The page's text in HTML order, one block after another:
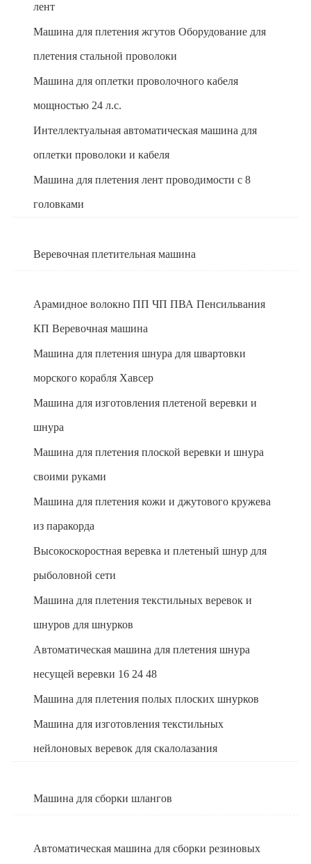
лент
Машина для плетения жгутов Оборудование для
плетения стальной проволоки
Машина для оплетки проволочного кабеля
мощностью 24 л.с.
Интеллектуальная автоматическая машина для
оплетки проволоки и кабеля
Машина для плетения лент проводимости с 8
головками
Веревочная плетительная машина
Арамидное волокно ПП ЧП ПВА Пенсильвания
КП Веревочная машина
Машина для плетения шнура для швартовки
морского корабля Хавсер
Машина для изготовления плетеной веревки и
шнура
Машина для плетения плоской веревки и шнура
своими руками
Машина для плетения кожи и джутового кружева
из паракорда
Высокоскоростная веревка и плетеный шнур для
рыболовной сети
Машина для плетения текстильных веревок и
шнуров для шнурков
Автоматическая машина для плетения шнура
несущей веревки 16 24 48
Машина для плетения полых плоских шнурков
Машина для изготовления текстильных
нейлоновых веревок для скалолазания
Машина для сборки шлангов
Автоматическая машина для сборки резиновых